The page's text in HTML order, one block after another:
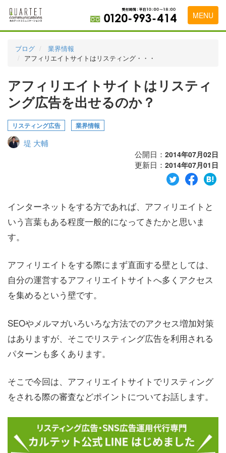
MENU
料金表
実績・お客様の声
初めて導入をお考えの方
代理店の乗り換えをお考えの方
広告代理店・HP制作会社様へ
お問い合わせ
ブログ
業界情報
アフィリエイトサイトはリスティング・・・
アフィリエイトサイトはリスティ
ング広告を出せるのか？
リスティング広告 業界情報
堤 大輔
公開日： 2014年07月02日
更新日： 2014年07月01日
インターネットをする方であれば、アフィリエイトと
いう言葉もある程度一般的になってきたかと思いま
す。
アフィリエイトをする際にまず直面する壁としては、
自分の運営するアフィリエイトサイトへ多くアクセス
を集めるという壁です。
SEOやメルマガいろいろな方法でのアクセス増加対策
はありますが、そこでリスティング広告を利用される
パターンも多くあります。
そこで今回は、アフィリエイトサイトでリスティング
をされる際の審査などポイントについてお話します。